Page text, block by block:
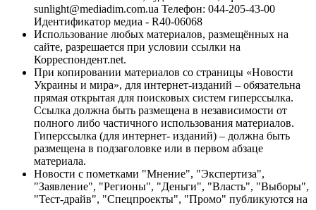
sunlight@mediadim.com.ua Телефон: 044-205-43-00
Идентификатор медиа - R40-06068
Использование любых материалов, размещённых на
сайте, разрешается при условии ссылки на
Корреспондент.net.
При копировании материалов со страницы «Новости
Украины и мира», для интернет-изданий – обязательна
прямая открытая для поисковых систем гиперссылка.
Ссылка должна быть размещена в независимости от
полного либо частичного использования материалов.
Гиперссылка (для интернет- изданий) – должна быть
размещена в подзаголовке или в первом абзаце
материала.
Новости с пометками "Мнение", "Экспертиза",
"Заявление", "Регионы", "Деньги", "Власть", "Выборы",
"Тест-драйв", "Спецпроекты", "Промо" публикуются на